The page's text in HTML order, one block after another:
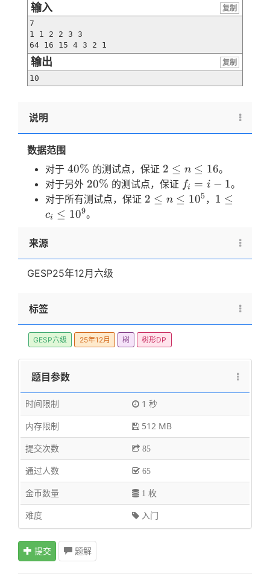
输入
复制
7
1 1 2 2 3 3
64 16 15 4 3 2 1
输出
复制
10
说明
数据范围
对于 40\%
40% 的测试点，保证 2
\leq
n
2 ≤ n ≤ 16。
对于另外 20\%
20% 的测试点，保证 f_i
=
fi = i − 1。
对于所有测试点，保证 2
2 ≤ n ≤ 105 ， 1
1 ≤
ci ≤ 109。
来源
GESP25年12月六级
标签
GESP六级 25年12月 树 树形DP
题目参数
时间限制
1 秒
内存限制
512 MB
提交次数
85
通过人数 65
金币数量 1 枚
难度 入门
提交 题解